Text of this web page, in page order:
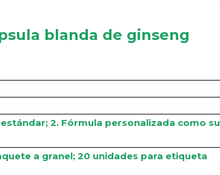
blanda de ginseng
2. Fórmula personalizada como su
a granel; 20 unidades para etiqueta